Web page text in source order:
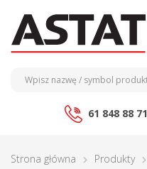
61 848 88 71
Strona główna Produkty